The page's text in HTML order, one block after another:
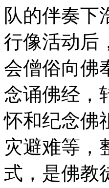
队的伴奏下
行像活动后
会僧俗向佛
念诵佛经，
怀和纪念佛
灾避难等，
式，是佛教